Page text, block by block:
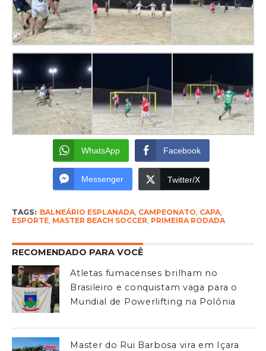
WhatsApp Facebook
Messenger Twitter/X
TAGS: BALNEÁRIO ESPLANADA, CAMPEONATO CAPA,
ESPORTE, MASTER BEACH SOCCER PRIMEIRA RODADA
RECOMENDADO PARA VOCÊ
Atletas fumacenses brilham no
Brasileiro e conquistam vaga para o
Mundial de Powerlifting na Polônia
Master do Rui Barbosa vira em Içara